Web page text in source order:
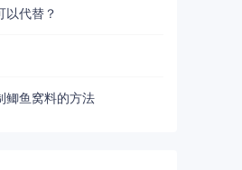
以代替？
鲫鱼窝料的方法